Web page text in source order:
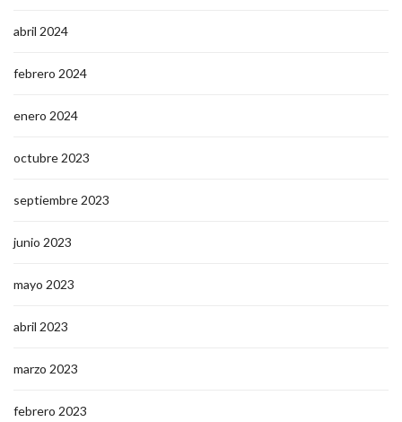
abril 2024
febrero 2024
enero 2024
octubre 2023
septiembre 2023
junio 2023
mayo 2023
abril 2023
marzo 2023
febrero 2023